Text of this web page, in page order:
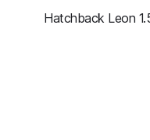
Hatchback Leon